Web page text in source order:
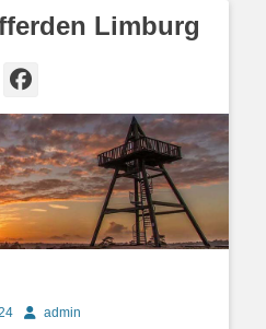
Limburg
Facebook
Authoradmin